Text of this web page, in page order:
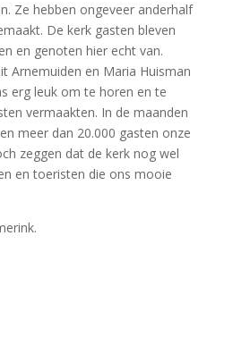
Ze hebben ongeveer anderhalf
De kerk gasten bleven
en genoten hier echt van.
Arnemuiden en Maria Huisman
erg leuk om te horen en te
vermaakten. In de maanden
meer dan 20.000 gasten onze
zeggen dat de kerk nog wel
en toeristen die ons mooie